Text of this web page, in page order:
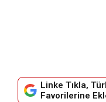
Linke Tıkla,
Favorilerine